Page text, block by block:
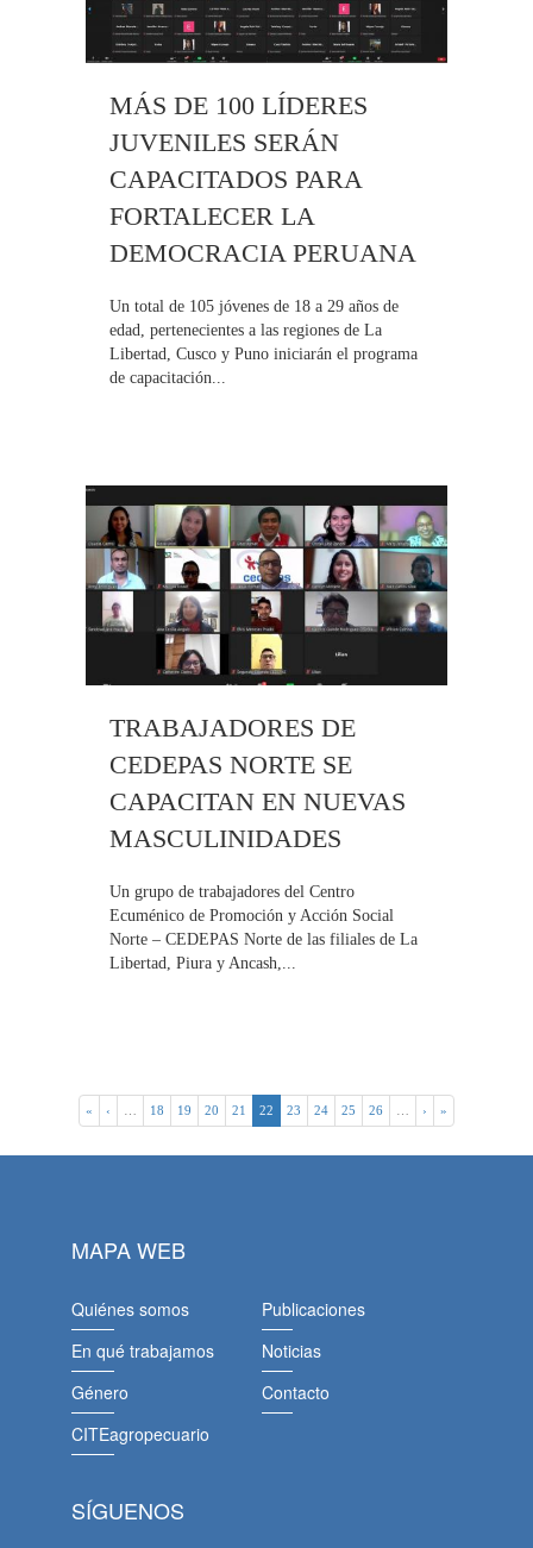
MÁS DE 100 LÍDERES
JUVENILES SERÁN
CAPACITADOS PARA
FORTALECER LA
DEMOCRACIA PERUANA
Un total de 105 jóvenes de 18 a 29 años de
edad, pertenecientes a las regiones de La
Libertad, Cusco y Puno iniciarán el programa
de capacitación...
TRABAJADORES DE
CEDEPAS NORTE SE
CAPACITAN EN NUEVAS
MASCULINIDADES
Un grupo de trabajadores del Centro
Ecuménico de Promoción y Acción Social
Norte – CEDEPAS Norte de las filiales de La
Libertad, Piura y Ancash,...
« ‹ 18 19 20 21 22 23 24 25 26 › »
MAPA WEB
Quiénes somos
En qué trabajamos
Género
CITEagropecuario
Publicaciones
Noticias
Contacto
SÍGUENOS